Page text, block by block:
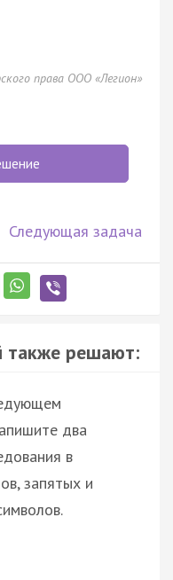
права ООО «Легион»
Следующая задача
также решают:
два
в
запятых и